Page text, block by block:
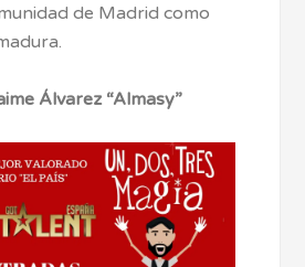
de Madrid como
Álvarez “Almasy”